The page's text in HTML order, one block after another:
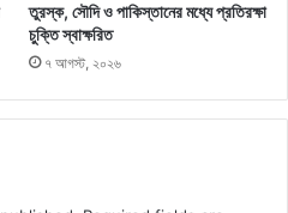
তুরস্ক, সৌদি ও পাকিস্তানের মধ্যে প্রতিরক্ষা
চুক্তি স্বাক্ষরিত
৭ আগস্ট, ২০২৬